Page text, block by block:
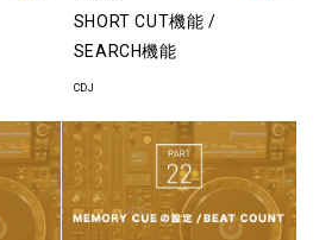
SHORT CUT機能 /
SEARCH機能
CDJ